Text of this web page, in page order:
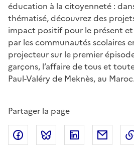
éducation à la citoyenneté :
thématisé, découvrez des
impact positif pour le présent
par les communautés scolaires
projecteur sur le premier
garçons, l’affaire de tous et
Paul-Valéry de Meknès, au Maroc.
Partager la page
Partager sur Facebook
Partager sur Bluesky
Partager sur